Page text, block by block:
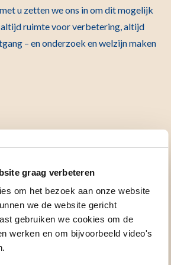
graag verbeteren
om het bezoek aan onze website
we de website gericht
gebruiken we cookies om de
werken en om bijvoorbeeld video's
u zetten we ons in om dit mogelijk
altijd ruimte voor verbetering, altijd
– en onderzoek en welzijn maken
maar weet u niet goed hoe te
nodig voor het organiseren van een
ontvangen om uw actie